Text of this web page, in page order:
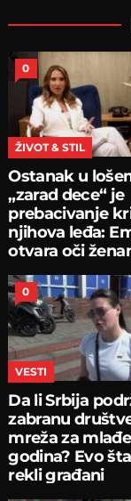
0
ŽIVOT & STIL
Ostanak u
„zarad dece“ je
prebacivanje
njihova leđa:
otvara oči
0
VESTI
Da li Srbija
zabranu
mreža za
godina? Evo
rekli građani